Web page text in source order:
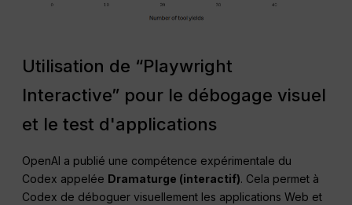
Utilisation de “Playwright
Interactive” pour le débogage visuel
et le test d'applications
OpenAI a publié une compétence expérimentale du
Codex appelée Dramaturge (interactif). Cela permet à
Codex de déboguer visuellement les applications Web et